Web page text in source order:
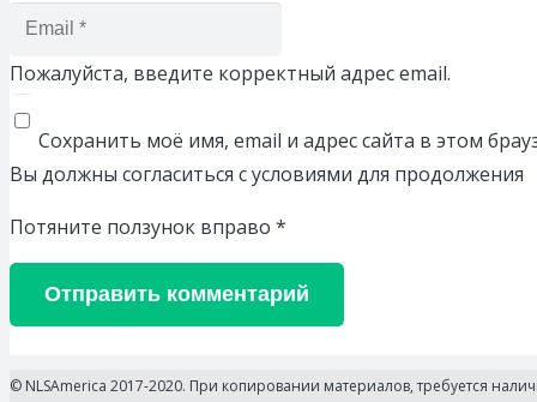
Пожалуйста, введите корректный адрес email.
Сохранить моё имя, email и адрес сайта в этом
Вы должны согласиться с условиями для продолжения
Потяните ползунок вправо *
Отправить комментарий
© NLSAmerica 2017-2020. При копировании материалов, требуется